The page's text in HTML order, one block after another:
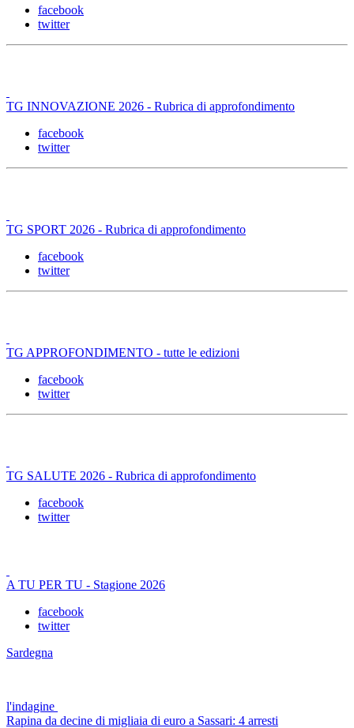
facebook
twitter
TG INNOVAZIONE 2026 - Rubrica di approfondimento
facebook
twitter
TG SPORT 2026 - Rubrica di approfondimento
facebook
twitter
TG APPROFONDIMENTO - tutte le edizioni
facebook
twitter
TG SALUTE 2026 - Rubrica di approfondimento
facebook
twitter
A TU PER TU - Stagione 2026
facebook
twitter
Sardegna
l'indagine
Rapina da decine di migliaia di euro a Sassari: 4 arresti